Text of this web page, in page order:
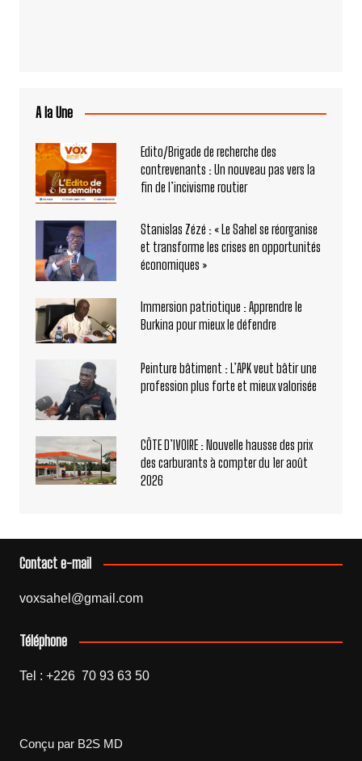
A la Une
Edito/Brigade de recherche des
contrevenants : Un nouveau pas vers la
fin de l’incivisme routier
Stanislas Zézé : « Le Sahel se réorganise
et transforme les crises en opportunités
économiques »
Immersion patriotique : Apprendre le
Burkina pour mieux le défendre
Peinture bâtiment : L’APK veut bâtir une
profession plus forte et mieux valorisée
CÔTE D’IVOIRE : Nouvelle hausse des prix
des carburants à compter du 1er août
2026
Contact e-mail
voxsahel@gmail.com
Téléphone
Tel : +226 70 93 63 50
Conçu par B2S MD